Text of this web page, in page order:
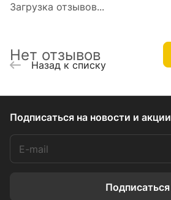
Загрузка отзывов...
Нет отзывов
Назад к списку
Подписаться на новости и акции
Подписаться